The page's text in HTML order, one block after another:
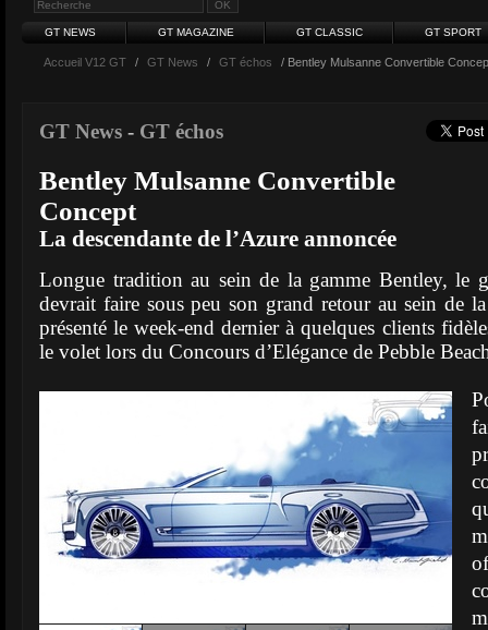
GT NEWS GT MAGAZINE GT CLASSIC GT SPORT
Accueil V12 GT / GT News / GT échos / Bentley Mulsanne Convertible
GT News - GT échos
Bentley Mulsanne Convertible
Concept
La descendante de l’Azure annoncée
Longue tradition au sein de la gamme Bentley, le
devrait faire sous peu son grand retour au sein de
présenté le week-end dernier à quelques clients
le volet lors du Concours d’Elégance de Pebble